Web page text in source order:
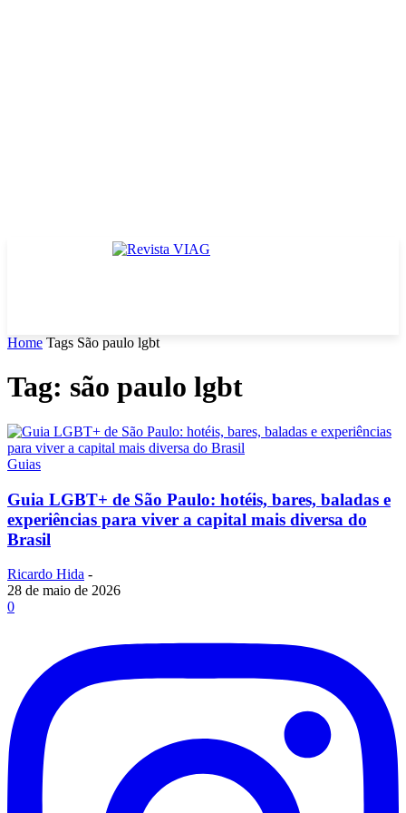
Home Tags São paulo lgbt
Tag: são paulo lgbt
Guias
Guia LGBT+ de São Paulo: hotéis, bares, baladas e
experiências para viver a capital mais diversa do
Brasil
Ricardo Hida -
28 de maio de 2026
0